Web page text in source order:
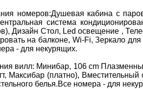
номеров:Душевая кабина с
система
Дизайн Стол, Led освещение ,
на балконе, Wi-Fi, Зеркало
- для некурящих.
вилл: Минибар, 106 cm
Максибар (платно),
белья.Все номера - для